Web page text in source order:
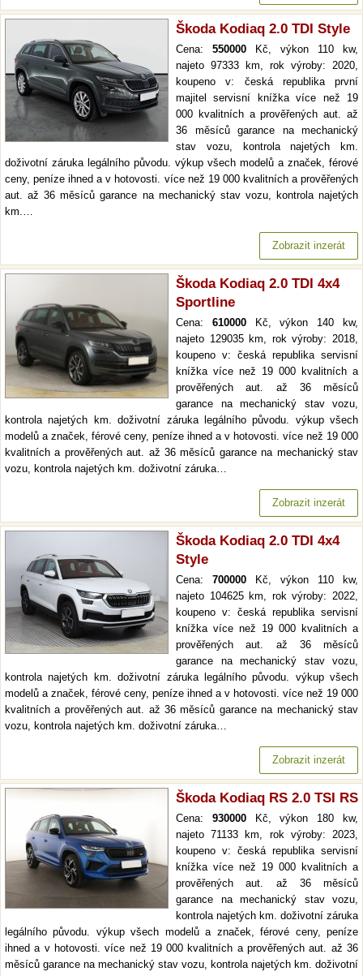
Škoda Kodiaq 2.0 TDI Style
Cena: 550000 Kč, výkon 110 kw,
najeto 97333 km, rok výroby: 2020,
koupeno v: česká republika první
majitel servisní knížka více než 19
000 kvalitních a prověřených aut. až
36 měsíců garance na mechanický
stav vozu, kontrola najetých km.
doživotní záruka legálního původu. výkup všech modelů a značek, férové
ceny, peníze ihned a v hotovosti. více než 19 000 kvalitních a prověřených
aut. až 36 měsíců garance na mechanický stav vozu, kontrola najetých
km.…
Zobrazit inzerát
Škoda Kodiaq 2.0 TDI 4x4
Sportline
Cena: 610000Kč, výkon 140 kw,
najeto 129035 km, rok výroby: 2018,
koupeno v: česká republika servisní
knížka více než 19 000 kvalitních a
prověřených aut. až 36 měsíců
garance na mechanický stav vozu,
kontrola najetých km. doživotní záruka legálního původu. výkup všech
modelů a značek, férové ceny, peníze ihned a v hotovosti. více než 19 000
kvalitních a prověřených aut. až 36 měsíců garance na mechanický stav
vozu, kontrola najetých km. doživotní záruka…
Zobrazit inzerát
Škoda Kodiaq 2.0 TDI 4x4
Style
Cena: 700000 Kč, výkon 110 kw,
najeto 104625 km, rok výroby: 2022,
koupeno v: česká republika servisní
knížka více než 19 000 kvalitních a
prověřených aut. až 36 měsíců
garance na mechanický stav vozu,
kontrola najetých km. doživotní záruka legálního původu. výkup všech
modelů a značek, férové ceny, peníze ihned a v hotovosti. více než 19 000
kvalitních a prověřených aut. až 36 měsíců garance na mechanický stav
vozu, kontrola najetých km. doživotní záruka…
Zobrazit inzerát
Škoda Kodiaq RS 2.0 TSI RS
Cena: 930000Kč, výkon 180 kw,
najeto 71133 km, rok výroby: 2023,
koupeno v: česká republika servisní
knížka více než 19 000 kvalitních a
prověřených aut. až 36 měsíců
garance na mechanický stav vozu,
kontrola najetých km. doživotní záruka
legálního původu. výkup všech modelů a značek, férové ceny, peníze
ihned a v hotovosti. více než 19 000 kvalitních a prověřených aut. až 36
měsíců garance na mechanický stav vozu, kontrola najetých km. doživotní